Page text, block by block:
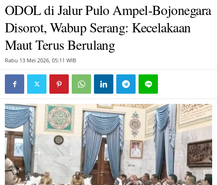
ODOL di Jalur Pulo Ampel-Bojonegara
Disorot, Wabup Serang: Kecelakaan
Maut Terus Berulang
Rabu 13 Mei 2026, 05:11 WIB